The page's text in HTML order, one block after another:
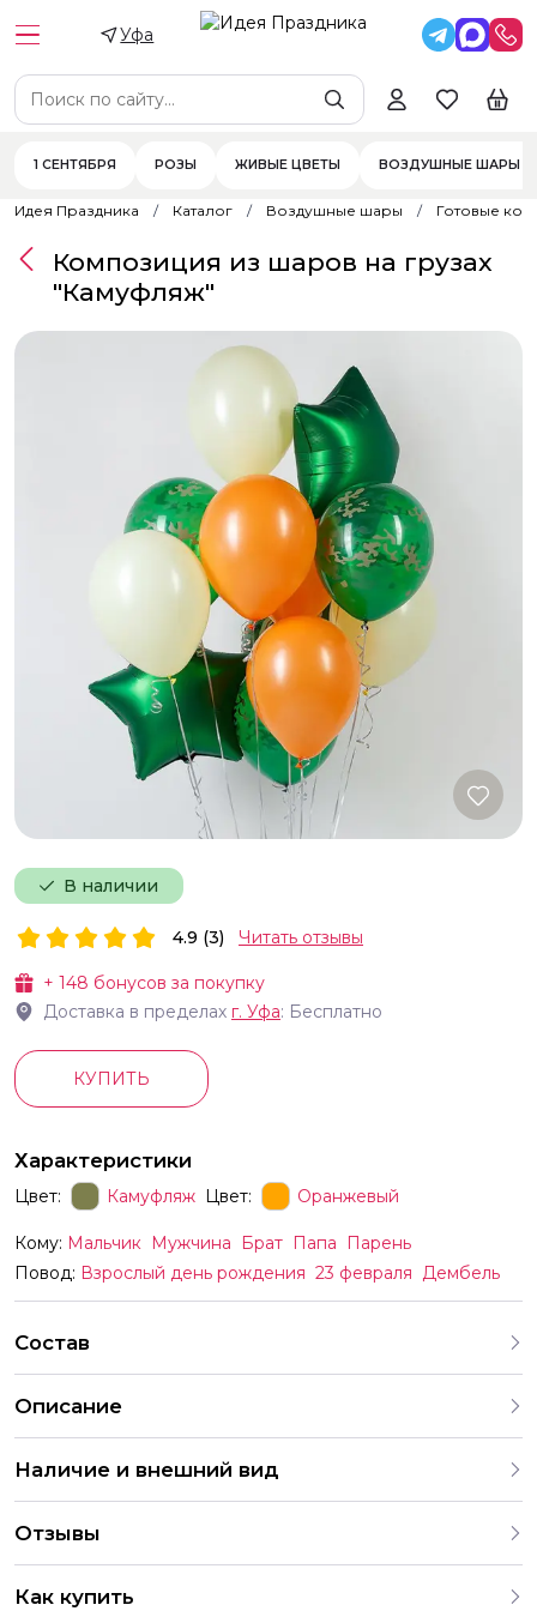
Уфа
1 СЕНТЯБРЯ РОЗЫ ЖИВЫЕ ЦВЕТЫ ВОЗДУШНЫЕ ШАРЫ
Идея Праздника Каталог Воздушные шары Готовые
В наличии
Композиция из шаров на грузах
"Камуфляж"
+ 148 бонусов за покупку
Доставка в пределах г. Уфа: Бесплатно
4.9 (3) Читать отзывы
КУПИТЬ
Характеристики
Цвет: Камуфляж Цвет: Оранжевый
Кому: Мальчик Мужчина Брат Папа
Парень
Повод: Взрослый день рождения 23 февраля Дембель
Состав
Описание
Наличие и внешний вид
индивидуальных предпочтений и тематики праздника. На
нашем сайте представлены различные варианты
оформления и комбинаций. В случае отсутствия
Отзывы
4.9
Как купить